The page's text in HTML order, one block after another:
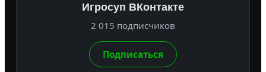
Игросуп ВКонтакте
2 015 подписчиков
Подписаться